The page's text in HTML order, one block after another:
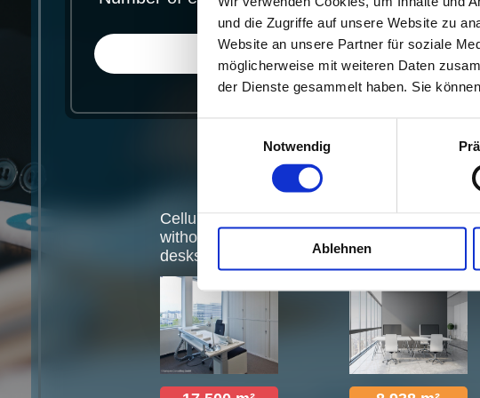
und die Zugriffe auf unsere Website zu
Website an unsere Partner für soziale
möglicherweise mit weiteren Daten
der Dienste gesammelt haben. Sie
l
l
i
u
n
g
s
Notwendig
Ablehnen
Cellular office
without
desksharing
Cellular office
desksharing